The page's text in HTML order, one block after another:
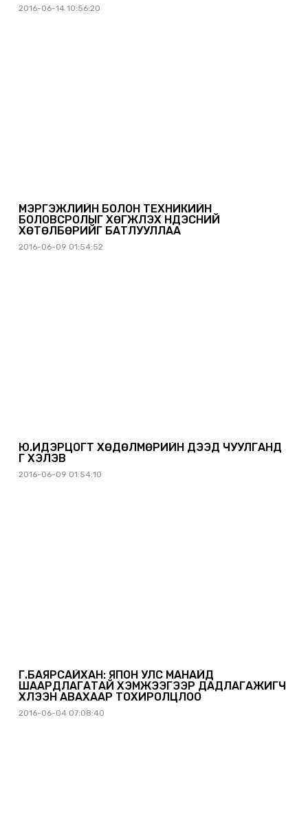
2016-06-14 10:56:20
МЭРГЭЖЛИЙН БОЛОН ТЕХНИКИЙН
БОЛОВСРОЛЫГ ХӨГЖҮҮЛЭХ ҮНДЭСНИЙ
ХӨТӨЛБӨРИЙГ БАТЛУУЛЛАА
2016-06-09 01:54:52
Ю.ИДЭРЦОГТ ХӨДӨЛМӨРИЙН ДЭЭД ЧУУЛГАНД
ҮГ ХЭЛЭВ
2016-06-09 01:54:10
Г.БАЯРСАЙХАН: ЯПОН УЛС МАНАЙД
ШААРДЛАГАТАЙ ХЭМЖЭЭГЭЭР ДАДЛАГАЖИГЧ
ХҮЛЭЭН АВАХААР ТОХИРОЛЦЛОО
2016-06-04 07:08:40